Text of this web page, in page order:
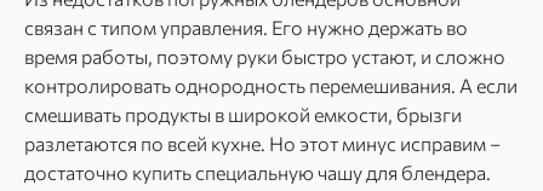
связан с типом управления. Его нужно держать во
время работы, поэтому руки быстро устают, и сложно
контролировать однородность перемешивания. А если
смешивать продукты в широкой емкости, брызги
разлетаются по всей кухне. Но этот минус исправим –
достаточно купить специальную чашу для блендера.